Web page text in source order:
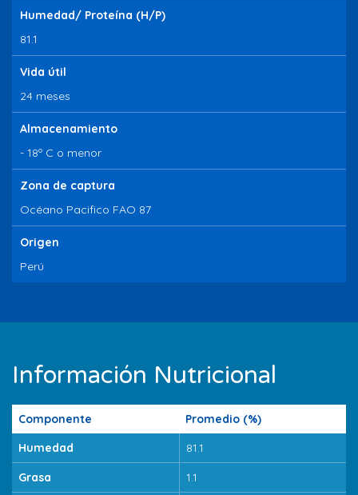
Humedad/ Proteína (H/P)
81.1
Vida útil
24 meses
Almacenamiento
- 18º C o menor
Zona de captura
Océano Pacifico FAO 87
Origen
Perú
Información Nutricional
Componente
Promedio (%)
Humedad
81.1
Grasa 1.1